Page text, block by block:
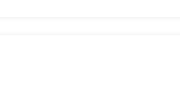
des plateformes et des dApps.